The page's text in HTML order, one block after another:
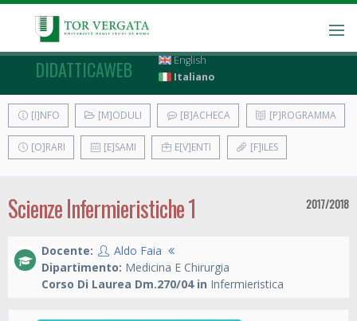
DIDATTICAWEB
English
Italiano
[I]NFO [M]ODULI [B]ACHECA [P]ROGRAMMA
[O]RARI [E]SAMI E[V]ENTI [F]ILES
Scienze Infermieristiche 1 2017/2018
Docente:
Aldo Faia
Dipartimento: Medicina E Chirurgia
Corso Di Laurea Dm.270/04 in Infermieristica